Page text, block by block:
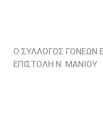
Ο ΣΥΛΛΟΓΟΣ ΓΟΝΕΩΝ
ΕΠΙΣΤΟΛΗ Ν. ΜΑΝΙΟΥ